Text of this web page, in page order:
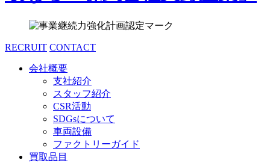
RECRUIT CONTACT
会社概要
支社紹介
スタッフ紹介
CSR活動
SDGsについて
車両設備
ファクトリーガイド
買取品目